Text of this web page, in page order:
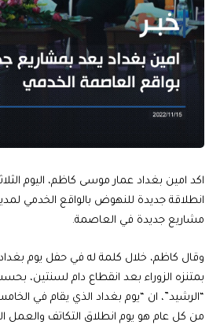
اكد امين بغداد عمار موسى كاظم، اليوم
انطلاقة جديدة للنهوض بالواقع الخدمي
مشاريع جديدة في العاصمة.
وقال كاظم، خلال كلمة له في حفل يوم
بمتنزه الزوراء بعد انقطاع دام لسنتين، بحسب
“الرشيد”، ان “يوم بغداد الذي يقام في
من كل عام هو يوم انطلاق التكاتف والعمل